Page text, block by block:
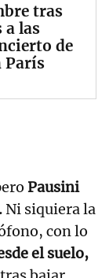
tras
a las
de
París
Pausini
Ni siquiera la
con lo
el suelo,